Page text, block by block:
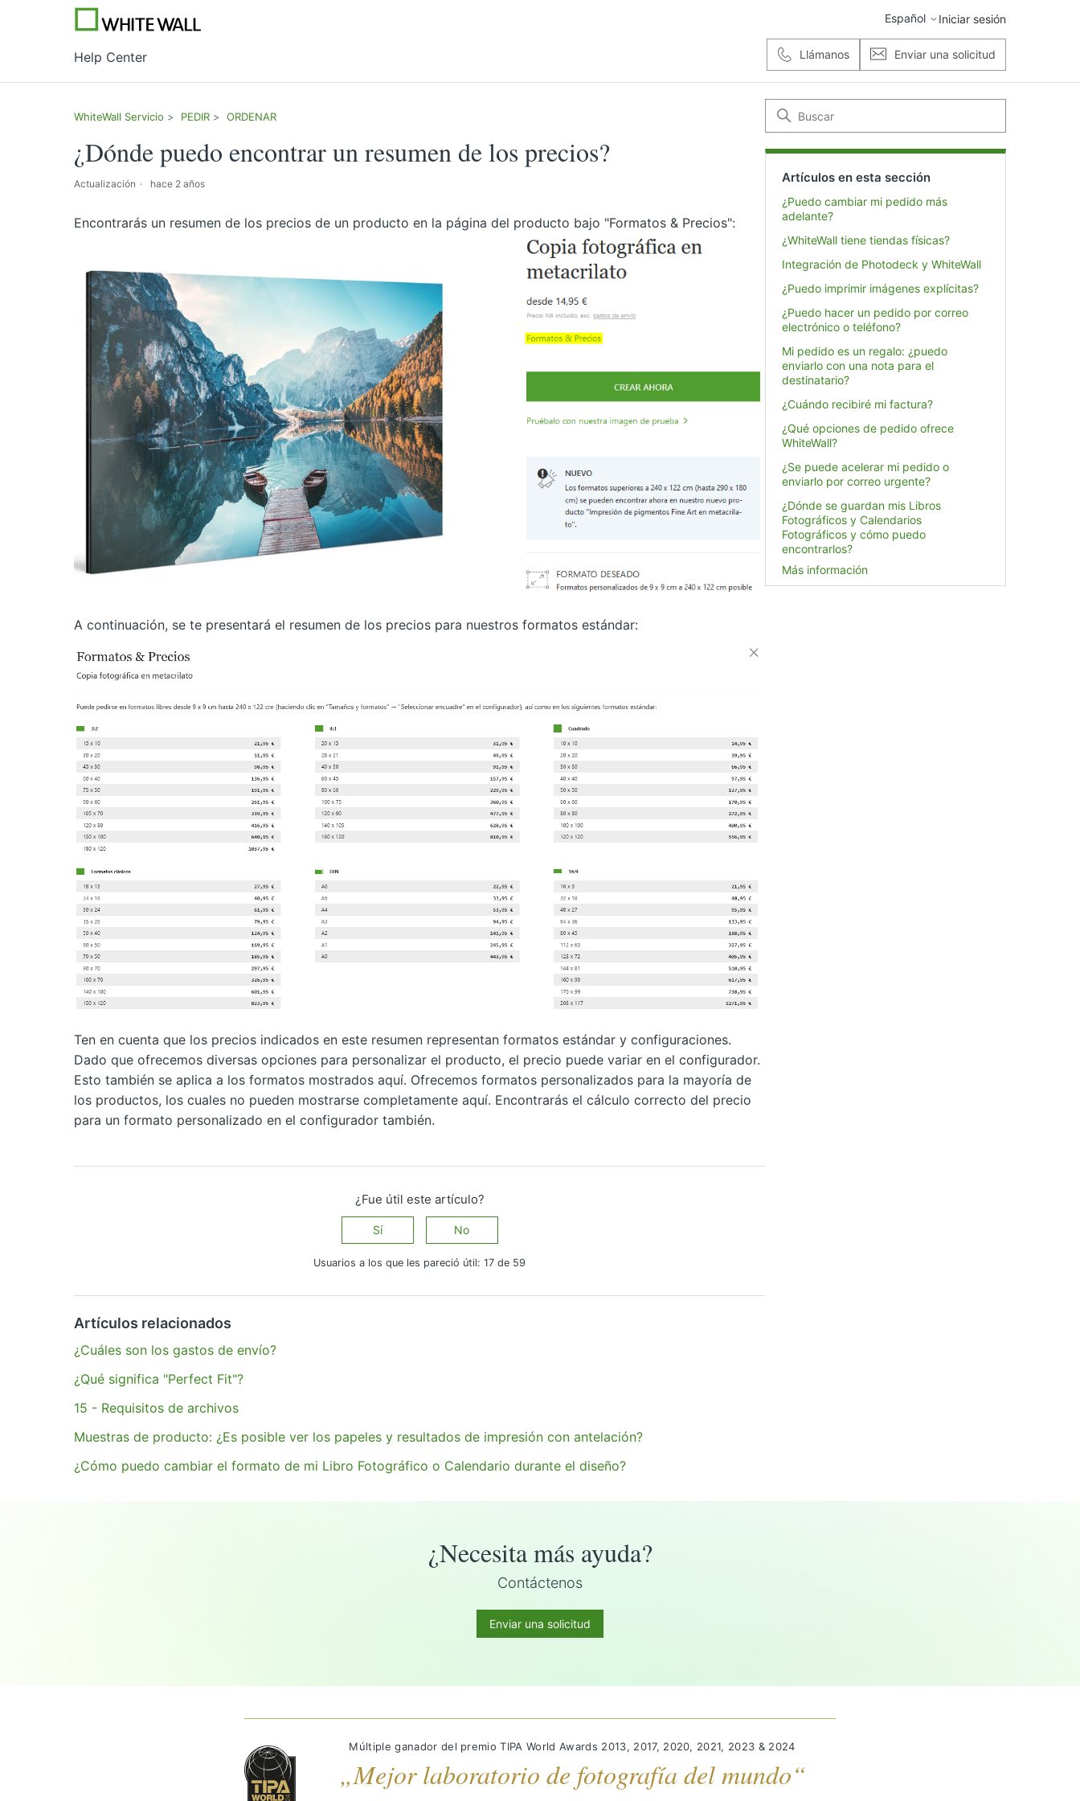
Español Iniciar sesión
Help Center Llámanos Enviar una solicitud
WhiteWall Servicio PEDIR ORDENAR
Artículos en esta sección
¿Puedo cambiar mi pedido más
adelante?
¿WhiteWall tiene tiendas físicas?
Integración de Photodeck y WhiteWall
¿Puedo imprimir imágenes explícitas?
¿Puedo hacer un pedido por correo
electrónico o teléfono?
Mi pedido es un regalo: ¿puedo
enviarlo con una nota para el
destinatario?
¿Cuándo recibiré mi factura?
¿Qué opciones de pedido ofrece
WhiteWall?
¿Se puede acelerar mi pedido o
enviarlo por correo urgente?
¿Dónde se guardan mis Libros
Fotográficos y Calendarios
Fotográficos y cómo puedo
encontrarlos?
Más información
¿Dónde puedo encontrar un resumen de los precios?
Actualización hace 2 años
Encontrarás un resumen de los precios de un producto en la página del producto bajo "Formatos & Precios":
A continuación, se te presentará el resumen de los precios para nuestros formatos estándar:
Ten en cuenta que los precios indicados en este resumen representan formatos estándar y configuraciones.
Dado que ofrecemos diversas opciones para personalizar el producto, el precio puede variar en el configurador.
Esto también se aplica a los formatos mostrados aquí. Ofrecemos formatos personalizados para la mayoría de
los productos, los cuales no pueden mostrarse completamente aquí. Encontrarás el cálculo correcto del precio
para un formato personalizado en el configurador también.
¿Fue útil este artículo?
Sí No
Usuarios a los que les pareció útil: 17 de 59
¿Tiene más preguntas?
Artículos relacionados
¿Cuáles son los gastos de envío?
¿Qué significa "Perfect Fit"?
15 - Requisitos de archivos
Muestras de producto: ¿Es posible ver los papeles y resultados de impresión con antelación?
¿Cómo puedo cambiar el formato de mi Libro Fotográfico o Calendario durante el diseño?
¿Necesita más ayuda?
Contáctenos
Enviar una solicitud
Múltiple ganador del premio TIPA World Awards 2013, 2017, 2020, 2021, 2023 & 2024
„Mejor laboratorio de fotografía del mundo“